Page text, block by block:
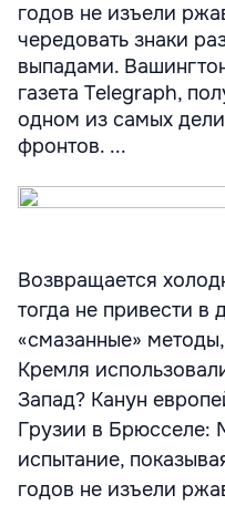
годов не изъели
чередовать знаки
выпадами.
газета Telegraph,
одном из самых
фронтов. ...
Возвращается
тогда не привести в
«смазанные»
Кремля
Запад? Канун
Грузии в Брюсселе:
испытание,
годов не изъели